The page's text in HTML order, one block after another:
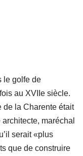
le golfe de
au XVIIe siècle.
de la Charente était
maréchal
serait «plus
que de construire